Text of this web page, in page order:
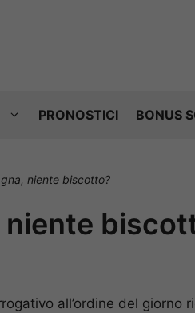
PRONOSTICI BONUS
niente biscotto?
all’ordine del giorno